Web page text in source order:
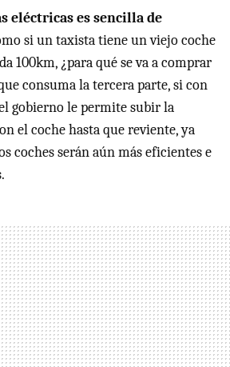
eléctricas es sencilla de
si un taxista tiene un viejo coche
100km, ¿para qué se va a comprar
consuma la tercera parte, si con
gobierno le permite subir la
el coche hasta que reviente, ya
coches serán aún más eficientes e